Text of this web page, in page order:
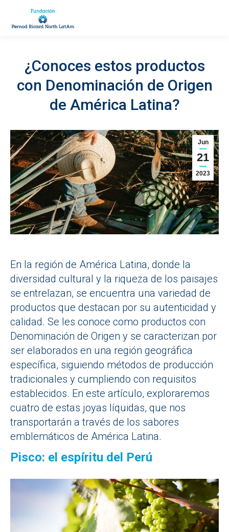
¿Conoces estos productos
con Denominación de Origen
de América Latina?
You are here:
Jun
21
2023
En la región de América Latina, donde la
diversidad cultural y la riqueza de los paisajes
se entrelazan, se encuentra una variedad de
productos que destacan por su autenticidad y
calidad. Se les conoce como productos con
Denominación de Origen y se caracterizan por
ser elaborados en una región geográfica
específica, siguiendo métodos de producción
tradicionales y cumpliendo con requisitos
establecidos. En este artículo, exploraremos
cuatro de estas joyas líquidas, que nos
transportarán a través de los sabores
emblemáticos de América Latina.
Pisco: el espíritu del Perú